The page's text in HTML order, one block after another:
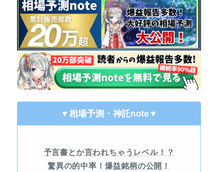
▼相場予測・神託note ▼
予言書とか言われちゃうレベル！？
驚異の的中率！ 爆益銘柄の公開！